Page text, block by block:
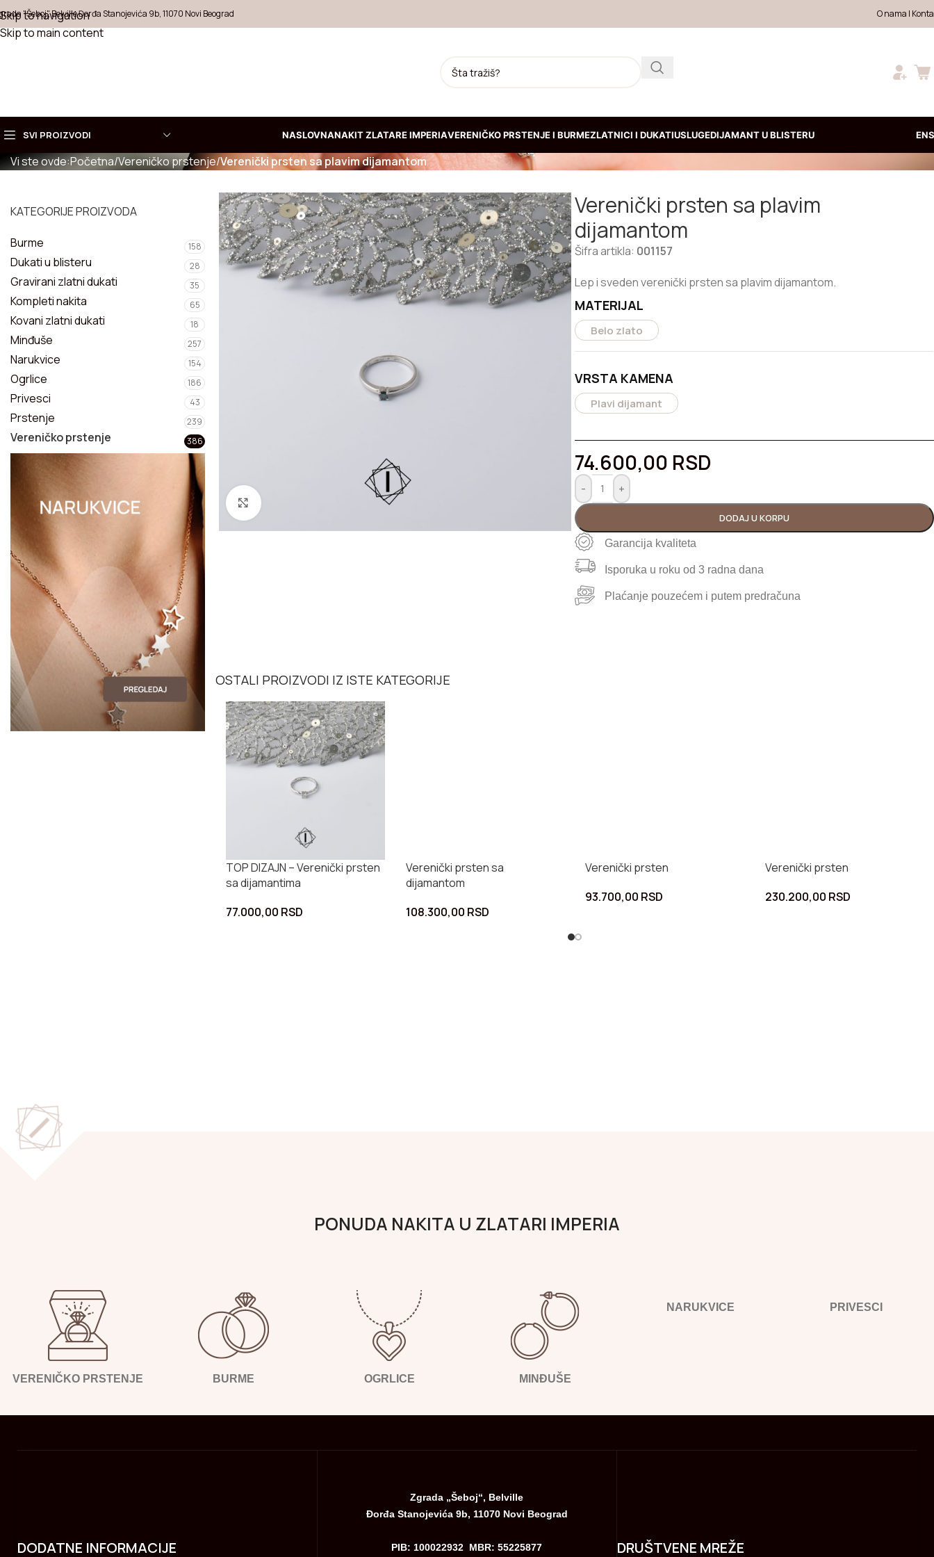
Skip to navigation
Skip to main content
"Šeboj", Belville Đorđa Stanojevića 9b, 11070 Novi Beograd O nama |
SVI PROIZVODI
Ogrlice
Prstenje
Minđuše
Privesci
Narukvice
Kompleti nakita
KOLEKCIJA
Prepoznatljiva kruta
narukvica od žutog zlata
192.300,00RSD
Kruta narukvica od belog
zlata
Kruta klin narukvica od zlata
162.000,00
RSD
NASLOVNANAKIT ZLATARE IMPERIAVERENIČKO PRSTENJE I BURMEZLATNICI I DUKATIUSLUGEDIJAMANT U BLISTERU EN
VERENIČKI PRSTEN SA PLAVIM DIJAMANTOM
Vi ste ovde:Početna/Vereničko prstenje/Verenički prsten sa plavim dijamantom
KATEGORIJE PROIZVODA
Burme 158
Dukati u blisteru 28
Gravirani zlatni dukati 35
Kompleti nakita 65
Kovani zlatni dukati 18
Minđuše 257
Narukvice 154
Ogrlice 186
Privesci 43
Prstenje 239
Vereničko prstenje 386
Zumiraj sliku
Verenički prsten sa plavim
dijamantom
Šifra artikla: 001157
Lep i sveden verenički prsten sa plavim dijamantom.
MATERIJAL
Belo zlato
VRSTA KAMENA
Plavi dijamant
74.600,00 RSD
- +
DODAJ U KORPU
Garancija kvaliteta
Isporuka u roku od 3 radna dana
Plaćanje pouzećem i putem predračuna
OSTALI PROIZVODI IZ ISTE KATEGORIJE
TOP DIZAJN – Verenički prsten
sa dijamantima
77.000,00 RSD
Verenički prsten sa
dijamantom
108.300,00 RSD
Verenički prsten
93.700,00 RSD
Verenički prsten
230.200,00 RSD
PONUDA NAKITA U ZLATARI IMPERIA
VERENIČKO PRSTENJE BURME OGRLICE MINĐUŠE
NARUKVICE PRIVESCI
DODATNE INFORMACIJE
Zgrada „Šeboj“, Belville
Đorđa Stanojevića 9b, 11070 Novi Beograd
PIB: 100022932 MBR: 55225877 DRUŠTVENE MREŽE